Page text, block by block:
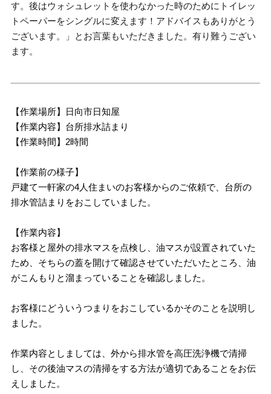
す。後はウォシュレットを使わなかった時のためにトイレッ
トペーパーをシングルに変えます！アドバイスもありがとう
ございます。」とお言葉もいただきました。有り難うござい
ます。
【作業場所】日向市日知屋
【作業内容】台所排水詰まり
【作業時間】2時間
【作業前の様子】
戸建て一軒家の4人住まいのお客様からのご依頼で、台所の
排水管詰まりをおこしていました。
【作業内容】
お客様と屋外の排水マスを点検し、油マスが設置されていた
ため、そちらの蓋を開けて確認させていただいたところ、油
がこんもりと溜まっていることを確認しました。
お客様にどういうつまりをおこしているかそのことを説明し
ました。
作業内容としましては、外から排水管を高圧洗浄機で清掃
し、その後油マスの清掃をする方法が適切であることをお伝
えしました。